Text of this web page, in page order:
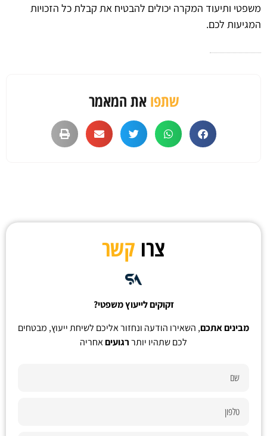
משפטי ותיעוד המקרה יכולים להבטיח את קבלת כל הזכויות
המגיעות לכם.
שתפואת המאמר
צרו קשר
זקוקים לייעוץ משפטי?
מבינים אתכם, השאירו הודעה ונחזור אליכם לשיחת ייעוץ, מבטחים
לכם שתהיו יותררגועיםאחריה